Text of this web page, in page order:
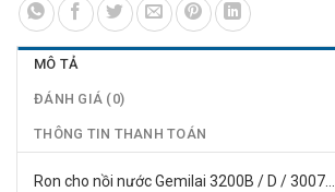
MÔ TẢ
ĐÁNH GIÁ (0)
THÔNG TIN THANH TOÁN
Ron cho nồi nước Gemilai 3200B / D / 3007…